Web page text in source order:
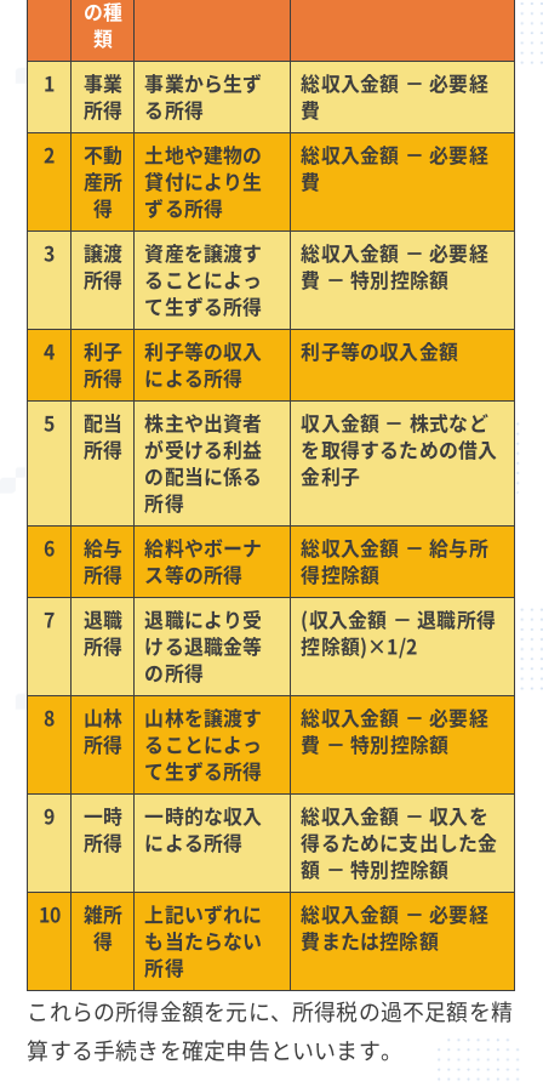
の種
類
1
事業
所得
事業から生ず
る所得
総収入金額 － 必要経
費
2
不動
産所
得
土地や建物の
貸付により生
ずる所得
総収入金額 － 必要経
費
3
譲渡
所得
資産を譲渡す
ることによっ
て生ずる所得
総収入金額 － 必要経
費 － 特別控除額
4
利子
所得
利子等の収入
による所得
利子等の収入金額
5
配当
所得
株主や出資者
が受ける利益
の配当に係る
所得
収入金額 － 株式など
を取得するための借入
金利子
6
給与
所得
給料やボーナ
ス等の所得
総収入金額 － 給与所
得控除額
7
退職
所得
退職により受
ける退職金等
の所得
(収入金額 － 退職所得
控除額)×1/2
8
山林
所得
山林を譲渡す
ることによっ
て生ずる所得
総収入金額 － 必要経
費 － 特別控除額
9
一時
所得
一時的な収入
による所得
総収入金額 － 収入を
得るために支出した金
額 － 特別控除額
10
雑所
得
上記いずれに
も当たらない
所得
総収入金額 － 必要経
費または控除額
これらの所得金額を元に、所得税の過不足額を精
算する手続きを確定申告といいます。